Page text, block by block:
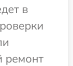
в
ремонт